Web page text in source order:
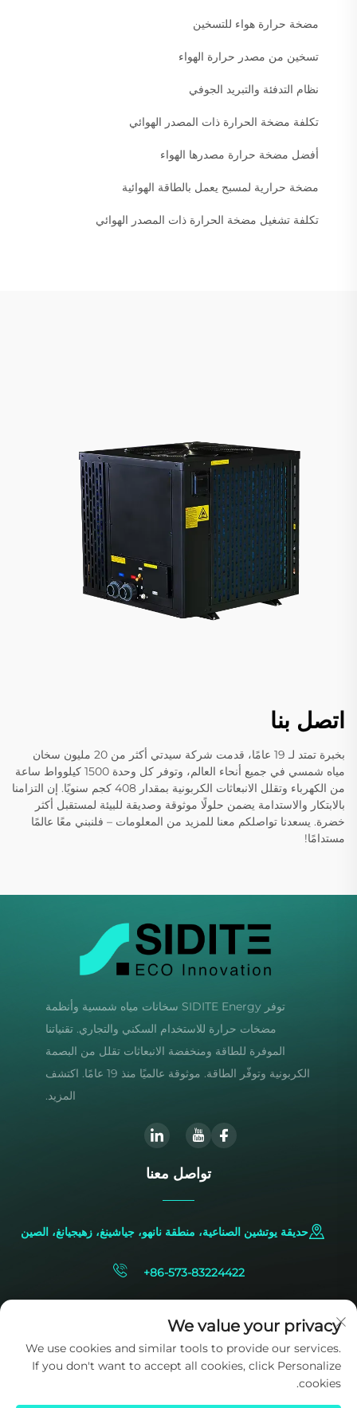
مضخة حرارة هواء للتسخين
تسخين من مصدر حرارة الهواء
نظام التدفئة والتبريد الجوفي
تكلفة مضخة الحرارة ذات المصدر الهوائي
أفضل مضخة حرارة مصدرها الهواء
مضخة حرارية لمسبح يعمل بالطاقة الهوائية
تكلفة تشغيل مضخة الحرارة ذات المصدر الهوائي
اتصل بنا
بخبرة تمتد لـ 19 عامًا، قدمت شركة سيدتي أكثر من 20 مليون سخان
مياه شمسي في جميع أنحاء العالم، وتوفر كل وحدة 1500 كيلوواط ساعة
من الكهرباء وتقلل الانبعاثات الكربونية بمقدار 408 كجم سنويًا. إن التزامنا
بالابتكار والاستدامة يضمن حلولًا موثوقة وصديقة للبيئة لمستقبل أكثر
خضرة. يسعدنا تواصلكم معنا للمزيد من المعلومات – فلنبني معًا عالمًا
مستدامًا!
توفر SIDITE Energy سخانات مياه شمسية وأنظمة
مضخات حرارة للاستخدام السكني والتجاري. تقنياتنا
الموفرة للطاقة ومنخفضة الانبعاثات تقلل من البصمة
الكربونية وتوفّر الطاقة. موثوقة عالميًا منذ 19 عامًا. اكتشف
المزيد.
تواصل معنا
حديقة يوتشين الصناعية، منطقة نانهو، جياشينغ، زهيجيانغ، الصين
+86-573-83224422
We value your privacy
We use cookies and similar tools to provide our services.
If you don't want to accept all cookies, click Personalize
cookies.